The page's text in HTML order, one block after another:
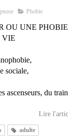
Phobie
OU UNE PHOBIE
VIE
sociale,
ascenseurs, du
Lire
adulte